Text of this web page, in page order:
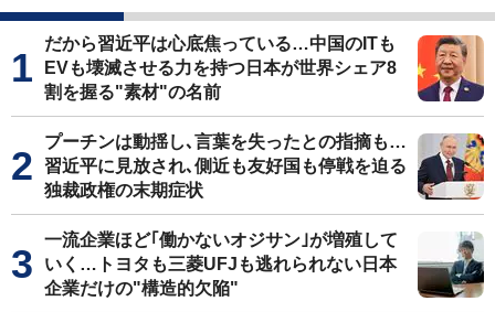
だから習近平は心底焦っている…中国のITも
EVも壊滅させる力を持つ日本が世界シェア8
割を握る"素材"の名前
プーチンは動揺し､言葉を失ったとの指摘も…
習近平に見放され､側近も友好国も停戦を迫る
独裁政権の末期症状
一流企業ほど｢働かないオジサン｣が増殖して
いく…トヨタも三菱UFJも逃れられない日本
企業だけの"構造的欠陥"